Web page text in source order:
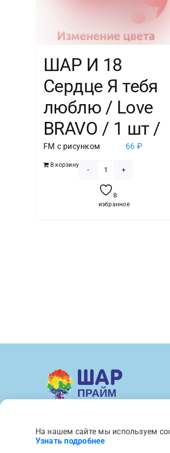
ШАР И 18
Сердце Я тебя
люблю / Love
BRAVO / 1 шт /
FM с рисунком 66 ₽
В корзину
товара
ШАР
/
В
избранное
Вся
На нашем сайте мы используем
Узнать подробнее